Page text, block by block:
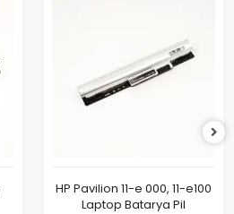
HP Pavilion 11-e 000, 11-e100
Laptop Batarya Pil